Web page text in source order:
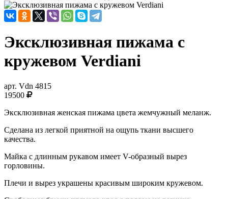
Эксклюзивная пижама с
кружевом Verdiani
арт. Vdn 4815
19500
Эксклюзивная женская пижама цвета жемчужный меланж.
Сделана из легкой приятной на ощупь ткани высшего
качества.
Майка с длинным рукавом имеет V-образный вырез
горловины.
Плечи и вырез украшены красивым широким кружевом.